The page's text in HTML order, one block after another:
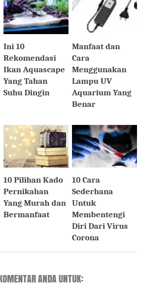
Ini 10
Rekomendasi
Ikan Aquascape
Yang Tahan
Suhu Dingin
Manfaat dan
Cara
Menggunakan
Lampu UV
Aquarium Yang
Benar
10 Pilihan Kado
Pernikahan
Yang Murah dan
Bermanfaat
10 Cara
Sederhana
Untuk
Membentengi
Diri Dari Virus
Corona
ANDA UNTUK: